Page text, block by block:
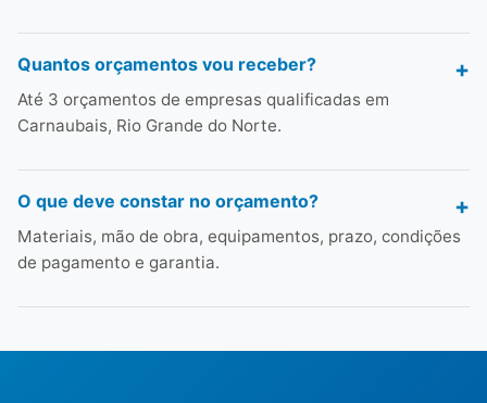
Quantos orçamentos vou receber?
Até 3 orçamentos de empresas qualificadas em
Carnaubais, Rio Grande do Norte.
O que deve constar no orçamento?
Materiais, mão de obra, equipamentos, prazo, condições
de pagamento e garantia.